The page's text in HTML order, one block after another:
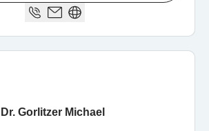
Dr. Gorlitzer Michael